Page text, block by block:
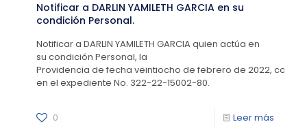
Notificar a DARLIN YAMILETH GARCIA en su
condición Personal.
Notificar a DARLIN YAMILETH GARCIA quien actúa en
su condición Personal, la
Providencia de fecha veintiocho de febrero de 2022,
en el expediente No. 322-22-15002-80.
0 Leer más